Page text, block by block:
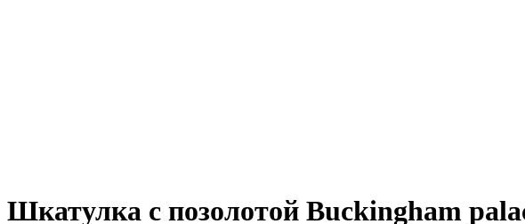
Шкатулка с позолотой Buckingham